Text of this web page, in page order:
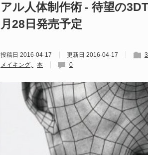
アル人体制作術 - 待望の
月28日発売予定
投稿日 2016-04-17 更新日 2016-04-17
メイキング
本 0